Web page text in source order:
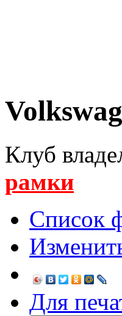
Клуб
рамки
Список
Для